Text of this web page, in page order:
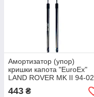
Амортизатор (упор)
кришки капота "EuroEx"
LAND ROVER MK II 94-02
310N 622mm
443 ₴